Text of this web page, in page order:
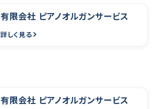
有限会社 ピアノオルガンサービス
詳しく見る
有限会社 ピアノオルガンサービス